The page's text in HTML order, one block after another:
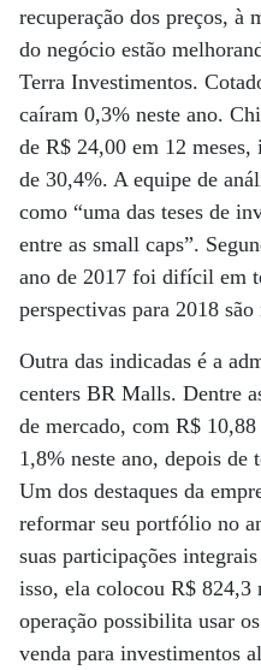
recuperação dos preços, à
do negócio estão
Terra Investimentos.
caíram 0,3% neste ano.
de R$ 24,00 em 12
de 30,4%. A equipe de
como “uma das teses de
entre as small caps”.
ano de 2017 foi difícil em
perspectivas para 2018 são
Outra das indicadas é a
centers BR Malls. Dentre
de mercado, com R$
1,8% neste ano, depois de
Um dos destaques da
reformar seu portfólio no
suas participações
isso, ela colocou R$ 824,3
operação possibilita usar
venda para investimentos